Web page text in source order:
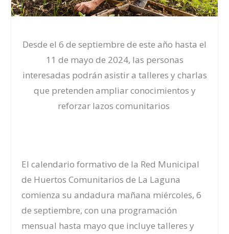
Desde el 6 de septiembre de este año hasta el
11 de mayo de 2024, las personas
interesadas podrán asistir a talleres y charlas
que pretenden ampliar conocimientos y
reforzar lazos comunitarios
El calendario formativo de la Red Municipal
de Huertos Comunitarios de La Laguna
comienza su andadura mañana miércoles, 6
de septiembre, con una programación
mensual hasta mayo que incluye talleres y